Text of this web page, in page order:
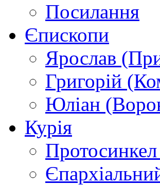
Посилання
Єпископи
Ярослав
Григорій
Юліан
Курія
Протосинкел